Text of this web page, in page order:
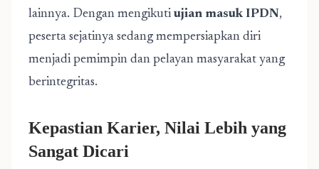
lainnya. Dengan mengikuti ujian masuk IPDN,
peserta sejatinya sedang mempersiapkan diri
menjadi pemimpin dan pelayan masyarakat yang
berintegritas.
Kepastian Karier, Nilai Lebih yang
Sangat Dicari